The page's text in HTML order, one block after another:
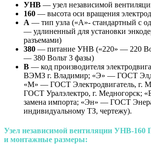
УНВ — узел независимой
160 — высота оси вращения
А — тип узла («А»- стандартный с
— удлиненный для установки
разъемами)
380 — питание УНВ («220» — 220
— 380 Вольт 3 фазы)
В — код производителя
ВЭМЗ г. Владимир; «Э» — ГОСТ
«М» — ГОСТ Электродвигатель, г.
ГОСТ Уралэлектро, г. Медногорск;
замена импорта; «Эн» — ГОСТ
индивидуальному ТЗ, чертежу).
Узел независимой вентиляции УНВ-160
и монтажные размеры: